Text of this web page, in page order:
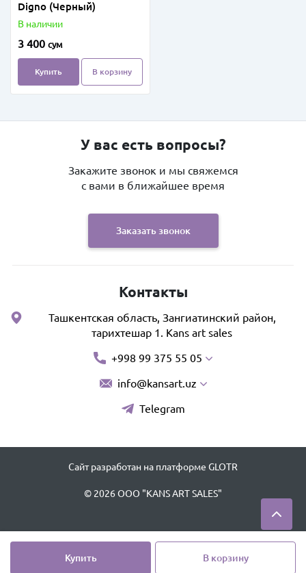
Купить В корзину
Digno (Черный)
В наличии
3 400 сум
Купить В корзину
У вас есть вопросы?
Закажите звонок и мы свяжемся
с вами в ближайшее время
Заказать звонок
Контакты
Ташкентская область, Зангиатинский район,
тарихтешар 1. Kans art sales
+998 99 375 55 05
info@kansart.uz
Telegram
Сайт разработан на платформе GLOTR
© 2026 OOO "KANS ART SALES"